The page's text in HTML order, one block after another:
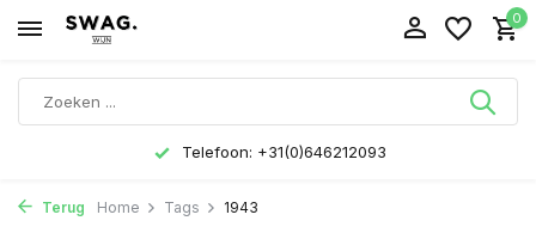
0
Telefoon: +31(0)646212093
Terug Home Tags 1943